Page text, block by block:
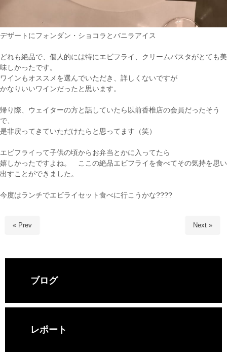
デザートにフォンダン・ショコラとバニラアイス
どれも絶品で、個人的には特にエビフライ、クリームパスタがとても美
味しかったです。
ワインもオススメを選んでいただき、詳しくないですが
かなりいいワインだったと思います。
帰り際、ウェイターの方と話していたら以前香椎店の会員だったそう
で、
是非戻ってきていただけたらと思ってます（笑）
エビフライって子供の頃からお弁当とかに入ってたら
嬉しかったですよね。 ここの絶品エビフライを食べてその気持を思い
出すことができました。
今度はランチでエビライセット食べに行こうかな????
« Prev Next »
ブログ
レポート